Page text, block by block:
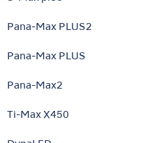
Pana-Max PLUS2
Pana-Max PLUS
Pana-Max2
Ti-Max X450